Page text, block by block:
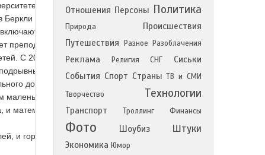
Коламбия, был
Беркли и профессором в
автоморфные
преподавания математики
C 2000 г. по его словам,
образом». Он
до 12-го, и особенно
маленьким ученикам: «Я
и математика случается
и гораздо меньший у
Отношения Персоны Политика
Природа
Происшествия
Путешествия
Разное Разоблачения
Реклама Религия СНГ
Сиськи
События Спорт Страны ТВ и СМИ
Творчество
Технологии
Транспорт Троллинг Финансы
Фото Шоубиз Штуки
Экономика Юмор